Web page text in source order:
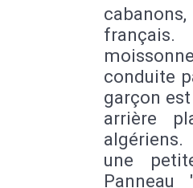
conduite
garçon
arrière
une